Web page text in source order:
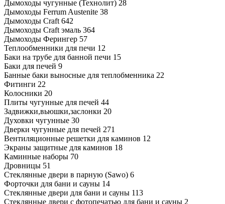
Дымоходы чугунные (Технолит) 28
Дымоходы Ferrum Austenite 38
Дымоходы Craft 642
Дымоходы Craft эмаль 364
Дымоходы Ферингер 57
Теплообменники для печи 12
Баки на трубе для банной печи 15
Баки для печей 9
Банные баки выносные для теплобменника 22
Фитинги 22
Колосники 20
Плиты чугунные для печей 44
Задвижки,вьюшки,заслонки 20
Духовки чугунные 30
Дверки чугунные для печей 271
Вентиляционные решетки для каминов 12
Экраны защитные для каминов 18
Каминные наборы 70
Дровницы 51
Стеклянные двери в парную (Sawo) 6
Форточки для бани и сауны 14
Стеклянные двери для бани и сауны 113
Стеклянные двери с фотопечатью для бани и сауны 2